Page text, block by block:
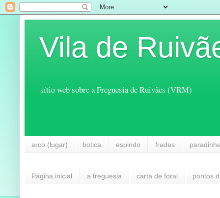
Vila de
sítio web sobre a Freguesia de Ruivães (VRM)
arco (lugar) botica espindo frades
Página inicial a freguesia carta de foral pontos